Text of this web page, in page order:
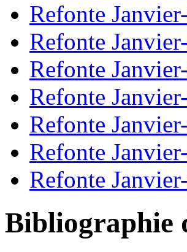
Refonte
Refonte
Refonte
Refonte
Refonte
Refonte
Refonte
Bibliographie